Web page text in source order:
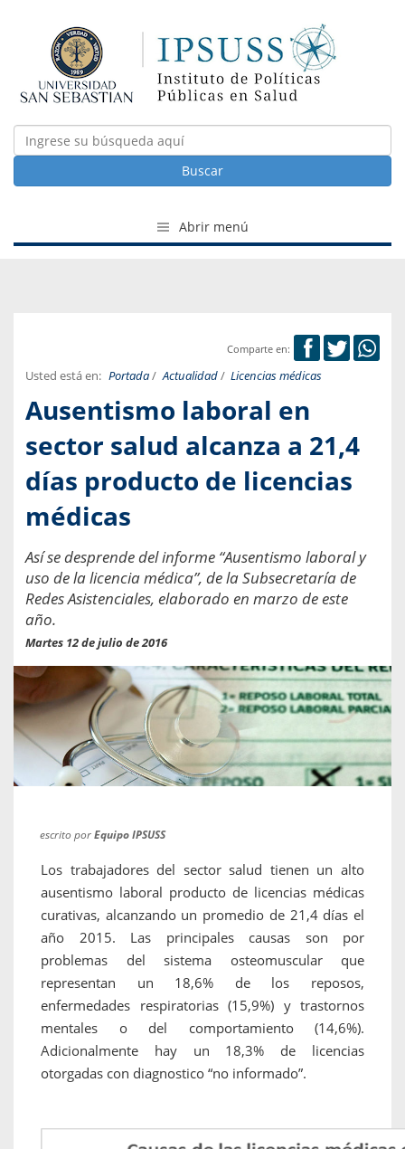
Buscar
Abrir menú
Comparte en:
Usted está en: Portada/ Actualidad/ Licencias médicas
Ausentismo laboral en
sector salud alcanza a 21,4
días producto de licencias
médicas
Así se desprende del informe “Ausentismo laboral y
uso de la licencia médica”, de la Subsecretaría de
Redes Asistenciales, elaborado en marzo de este
año.
Martes 12 de julio de 2016
escrito porEquipo IPSUSS
Los trabajadores del sector salud tienen un alto
ausentismo laboral producto de licencias médicas
curativas, alcanzando un promedio de 21,4 días el
año 2015. Las principales causas son por
problemas del sistema osteomuscular que
representan un 18,6% de los reposos,
enfermedades respiratorias (15,9%) y trastornos
mentales o del comportamiento (14,6%).
Adicionalmente hay un 18,3% de licencias
otorgadas con diagnostico “no informado”.